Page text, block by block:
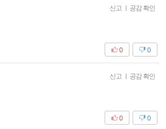
신고 | 공감 확인
0
0
신고 | 공감 확인
0
0